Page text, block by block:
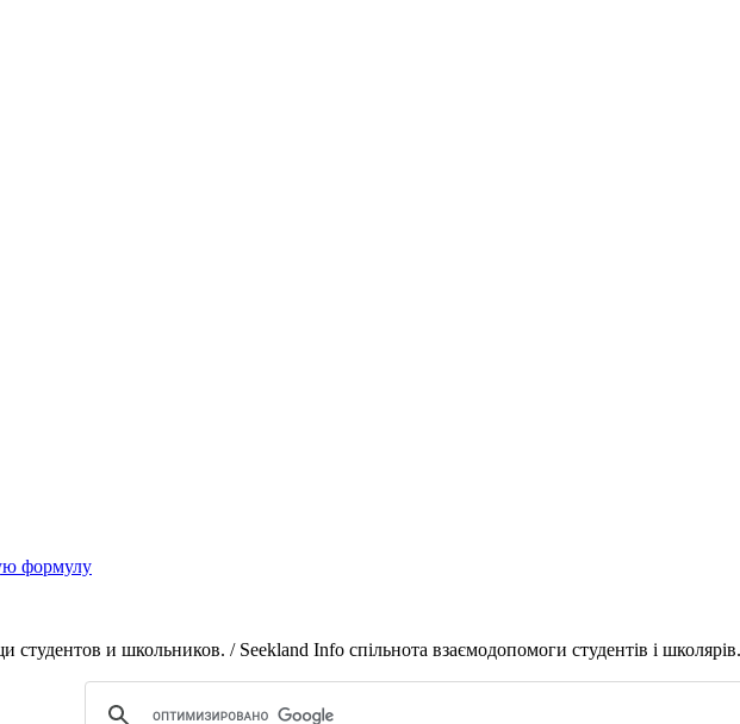
формулу
и школьников. / Seekland Info спільнота взаємодопомоги студентів і школярів.